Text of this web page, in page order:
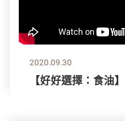
2020.09.30
【好好選擇：食油】